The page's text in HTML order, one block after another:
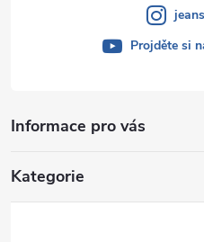
Informace pro vás
Kategorie
Projděte si